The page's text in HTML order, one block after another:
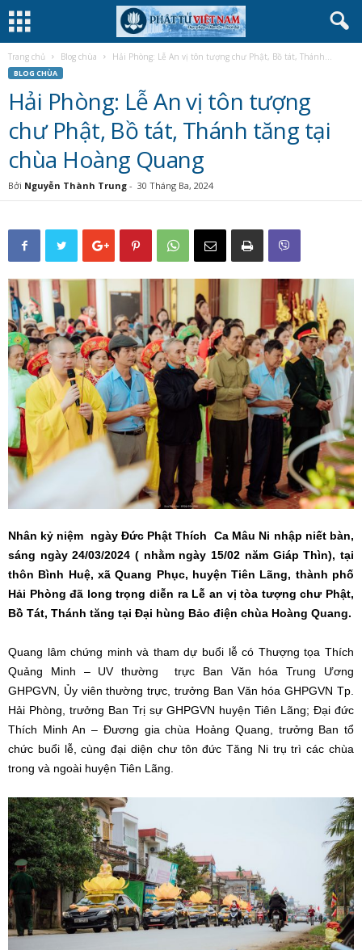
Trang chủ Blog chùa Hải Phòng: Lễ An vị tôn tượng chư Phật, Bồ tát, Thánh...
BLOG CHÙA
Hải Phòng: Lễ An vị tôn tượng
chư Phật, Bồ tát, Thánh tăng tại
chùa Hoàng Quang
Bởi Nguyễn Thành Trung - 30 Tháng Ba, 2024
Nhân kỷ niệm ngày Đức Phật Thích Ca Mâu Ni nhập niết bàn,
sáng ngày 24/03/2024 ( nhằm ngày 15/02 năm Giáp Thìn), tại
thôn Bình Huệ, xã Quang Phục, huyện Tiên Lãng, thành phố
Hải Phòng đã long trọng diễn ra Lễ an vị tòa tượng chư Phật,
Bồ Tát, Thánh tăng tại Đại hùng Bảo điện chùa Hoàng Quang.
Quang lâm chứng minh và tham dự buổi lễ có Thượng tọa Thích
Quảng Minh – UV thường trực Ban Văn hóa Trung Ương
GHPGVN, Ủy viên thường trực, trưởng Ban Văn hóa GHPGVN Tp.
Hải Phòng, trưởng Ban Trị sự GHPGVN huyện Tiên Lãng; Đại đức
Thích Minh An – Đương gia chùa Hoảng Quang, trưởng Ban tổ
chức buổi lễ, cùng đại diện chư tôn đức Tăng Ni trụ trì các chùa
trong và ngoài huyện Tiên Lãng.